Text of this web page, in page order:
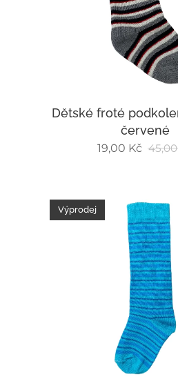
Dětské froté
červené
19,00 Kč 45,00
Výprodej